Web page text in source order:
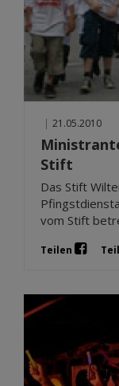
| 21.05.2010
Stift
Das Stift
vom Stift
Teilen